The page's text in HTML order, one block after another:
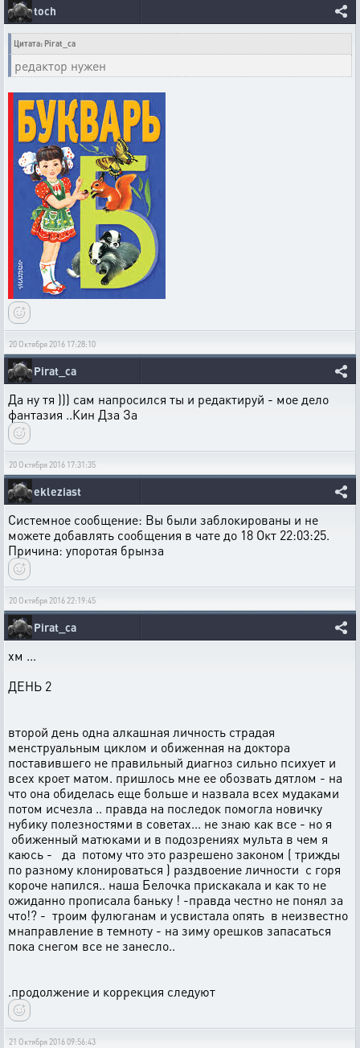
toch
Цитата: Pirat_ca
редактор нужен
20 Октября 2016 17:28:10
Pirat_ca
Да ну тя ))) сам напросился ты и редактируй - мое дело
фантазия ..Кин Дза За
20 Октября 2016 17:31:35
ekleziast
Системное сообщение: Вы были заблокированы и не
можете добавлять сообщения в чате до 18 Окт 22:03:25.
Причина: упоротая брынза
20 Октября 2016 22:19:45
Pirat_ca
хм ...
ДЕНЬ 2
второй день одна алкашная личность страдая
менструальным циклом и обиженная на доктора
поставившего не правильный диагноз сильно психует и
всех кроет матом. пришлось мне ее обозвать дятлом - на
что она обиделась еще больше и назвала всех мудаками
потом исчезла .. правда на последок помогла новичку
нубику полезностями в советах... не знаю как все - но я
обиженный матюками и в подозрениях мульта в чем я
каюсь - да потому что это разрешено законом ( трижды
по разному клонироваться ) раздвоение личности с горя
короче напился.. наша Белочка прискакала и как то не
ожиданно прописала баньку ! -правда честно не понял за
что!? - троим фулюганам и усвистала опять в неизвестно
мнаправление в темноту - на зиму орешков запасаться
пока снегом все не занесло..
.продолжение и коррекция следуют
21 Октября 2016 09:56:43